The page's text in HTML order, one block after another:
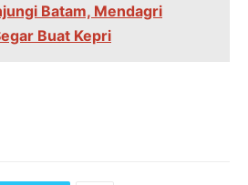
Batam, Mendagri
Buat Kepri